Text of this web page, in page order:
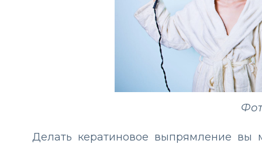
Делать кератиновое выпрямление